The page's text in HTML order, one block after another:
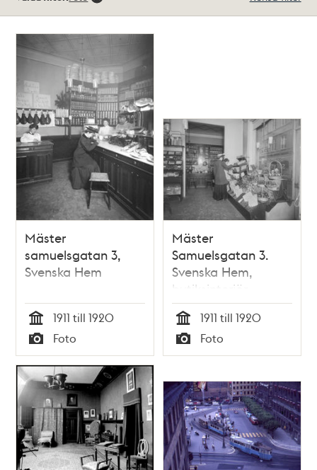
Mäster
samuelsgatan 3,
Svenska Hem
Tid
1911 till 1920
Typ
Foto
Mäster
Samuelsgatan 3.
Svenska Hem,
butiksinteriör
Tid
1911 till 1920
Typ
Foto